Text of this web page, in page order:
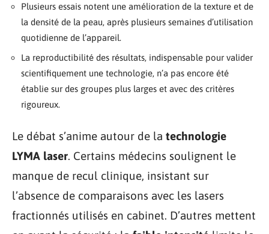
Plusieurs essais notent une amélioration de la texture et de
la densité de la peau, après plusieurs semaines d’utilisation
quotidienne de l’appareil.
La reproductibilité des résultats, indispensable pour valider
scientifiquement une technologie, n’a pas encore été
établie sur des groupes plus larges et avec des critères
rigoureux.
Le débat s’anime autour de la technologie
LYMA laser. Certains médecins soulignent le
manque de recul clinique, insistant sur
l’absence de comparaisons avec les lasers
fractionnés utilisés en cabinet. D’autres mettent